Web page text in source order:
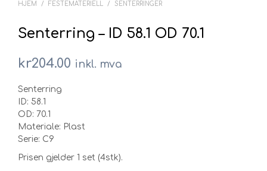
HJEM / FESTEMATERIELL / SENTERRINGER
Senterring – ID 58.1 OD 70.1
kr204.00 inkl. mva
Senterring
ID: 58.1
OD: 70.1
Materiale: Plast
Serie: C9
Prisen gjelder 1 set (4stk).